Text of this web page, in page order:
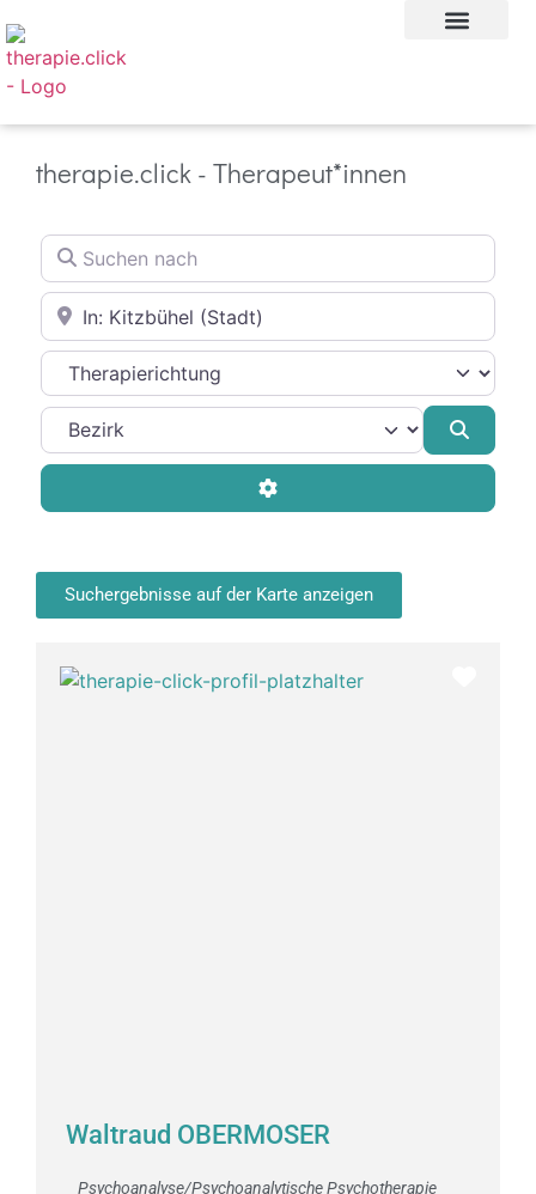
therapie.click - Therapeut*innen
Suchen nach
In der Nähe
Therapierichtung
Advanced Filters
Suchergebnisse auf der Karte anzeigen
Waltraud OBERMOSER
Psychoanalyse/Psychoanalytische Psychotherapie